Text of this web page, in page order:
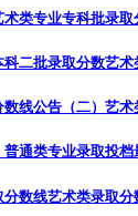
类专业专科批录取
二批录取分数艺术
线公告（二） 艺术
通类专业录取投档
分数线艺术类录取分